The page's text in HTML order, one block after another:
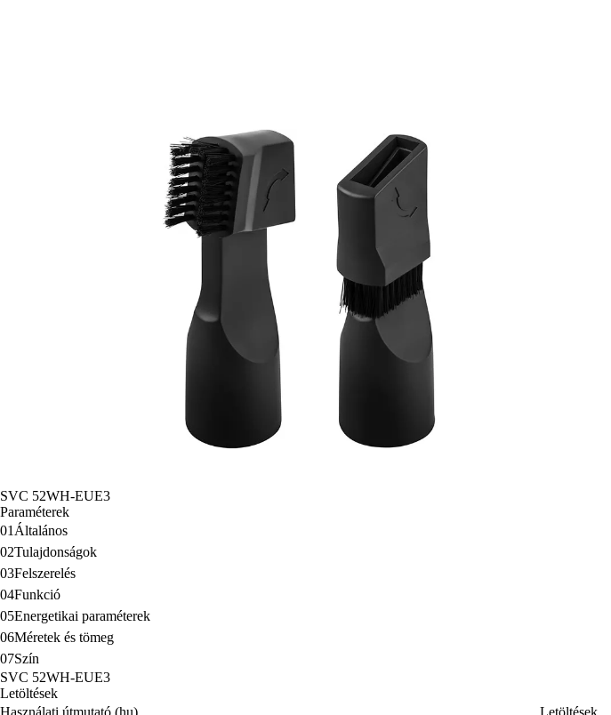
SVC 52WH-EUE3
Paraméterek
01 Általános
02Tulajdonságok
03Felszerelés
04Funkció
05Energetikai paraméterek
06Méretek és tömeg
07Szín
SVC 52WH-EUE3
Letöltések
Használati útmutató (hu)
Letöltések